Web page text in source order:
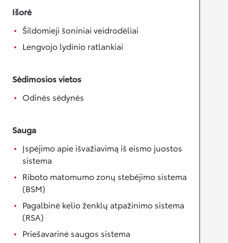
Išorė
Šildomieji šoniniai veidrodėliai
Lengvojo lydinio ratlankiai
Sėdimosios vietos
Odinės sėdynės
Sauga
Įspėjimo apie išvažiavimą iš eismo juostos
sistema
Riboto matomumo zonų stebėjimo sistema
(BSM)
Pagalbinė kelio ženklų atpažinimo sistema
(RSA)
Priešavarinė saugos sistema